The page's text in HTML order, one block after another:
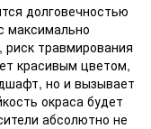
долговечностью
максимально
травмирования
красивым цветом,
но и вызывает
окраса будет
абсолютно не